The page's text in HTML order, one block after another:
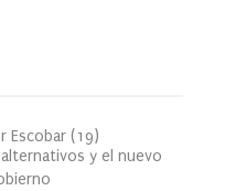
Escobar (19)
y el nuevo